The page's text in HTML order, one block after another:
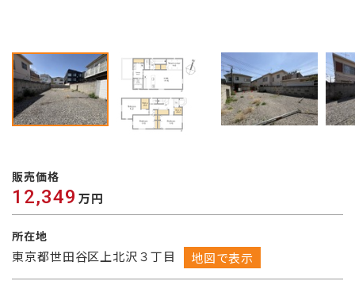
販売価格
12,349 万円
所在地
東京都世田谷区上北沢３丁目 地図で表示